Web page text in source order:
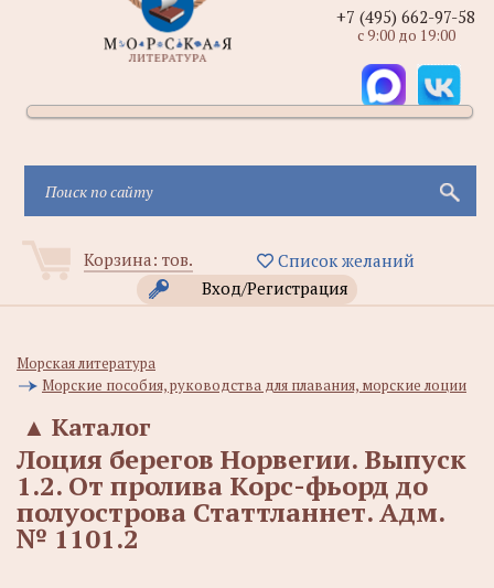
Корзина: тов.
Список желаний
Вход/Регистрация
+7 (495) 662-97-58
с 9:00 до 19:00
Морская литература
Морские пособия, руководства для плавания, морские лоции
Каталог
▲
Лоция берегов Норвегии. Выпуск
1.2. От пролива Корс-фьорд до
полуострова Статтланнет. Адм.
№ 1101.2